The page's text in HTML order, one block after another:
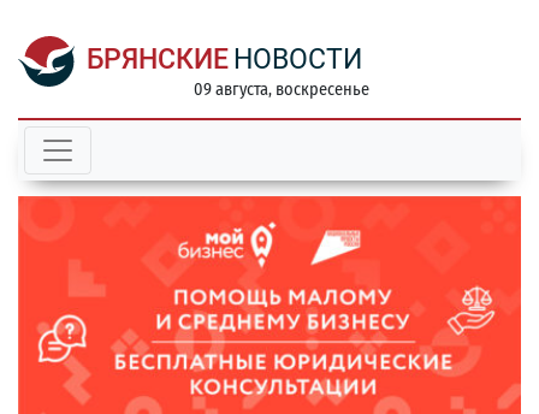
БРЯНСКИЕ НОВОСТИ
09 августа, воскресенье